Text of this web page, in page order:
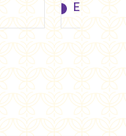
EGP 38.95
EGP 38.95